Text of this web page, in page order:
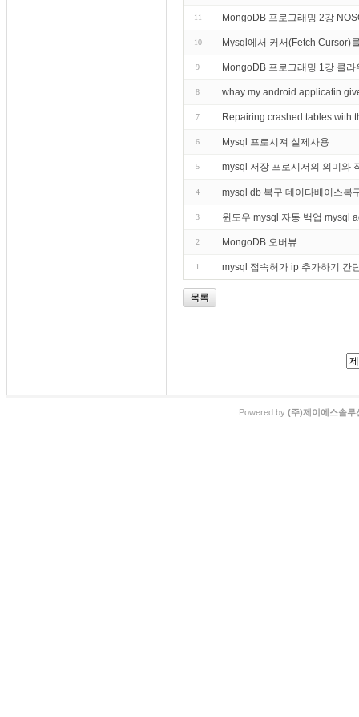
11 MongoDB 프로그래밍 2강
10 Mysql에서 커서(Fetch Cursor)
9 MongoDB 프로그래밍 1강 클
8 whay my android applicatin
7 Repairing crashed tables with
6 Mysql 프로시져 실제사용
5 mysql 저장 프로시저의 의미와
4 mysql db 복구 데이타베이스복
3 윈도우 mysql 자동 백업 mysql
2 MongoDB 오버뷰
1 mysql 접속허가 ip 추가하기 간
목록
Powered by (주)제이에스솔루